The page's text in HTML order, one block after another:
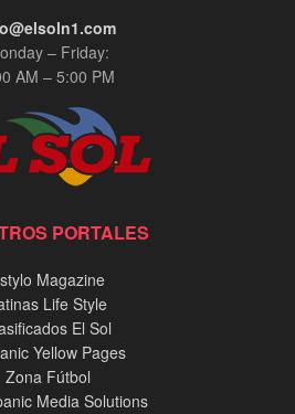
– Friday:
AM – 5:00 PM
PORTALES
Magazine
Life Style
El Sol
Yellow Pages
Zona Fútbol
Media Solutions